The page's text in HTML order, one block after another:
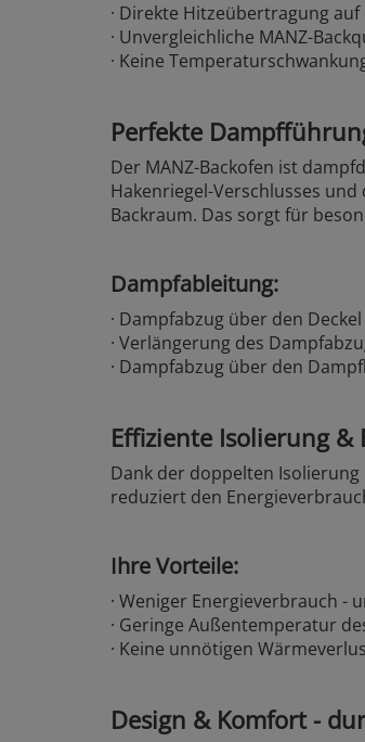
· Direkte Hitzeübertragung auf
· Unvergleichliche MANZ-
· Keine
Perfekte
Der MANZ-Backofen ist
Hakenriegel-Verschlusses
Backraum. Das sorgt für
Dampfableitung:
· Dampfabzug über den
· Verlängerung des
· Dampfabzug über den
Effiziente Isolierung &
Dank der doppelten
reduziert den
Ihre Vorteile:
· Weniger Energieverbrauch
· Geringe Außentemperatur
· Keine unnötigen
Design & Komfort -